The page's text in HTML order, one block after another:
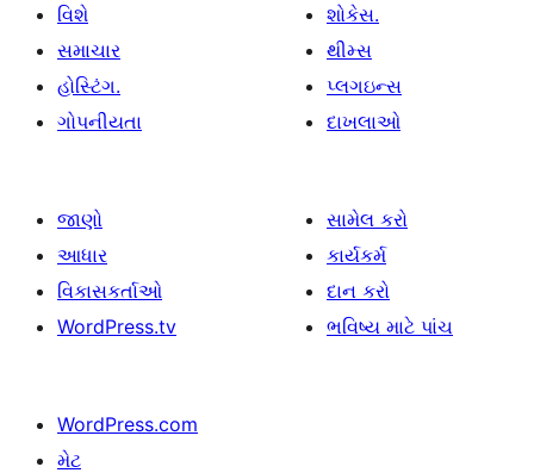
વિશે
સમાચાર
હોસ્ટિંગ.
ગોપનીયતા
શોકેસ.
થીમ્સ
પ્લગઇન્સ
દાખલાઓ
જાણો
આધાર
વિકાસકર્તાઓ
WordPress.tv
સામેલ કરો
કાર્યકર્મ
દાન કરો
ભવિષ્ય માટે પાંચ
WordPress.com
મેટ